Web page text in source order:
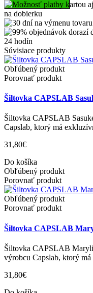
na dobierku
24 hodín
Súvisiace produkty
Obľúbený produkt
Porovnať produkt
Šiltovka CAPSLAB
Šiltovka CAPSLAB
Capslab, ktorý má
31,80€
Do košíka
Obľúbený produkt
Porovnať produkt
Obľúbený produkt
Porovnať produkt
Šiltovka CAPSLAB
Šiltovka CAPSLAB
výrobcu Capslab, ktorý
31,80€